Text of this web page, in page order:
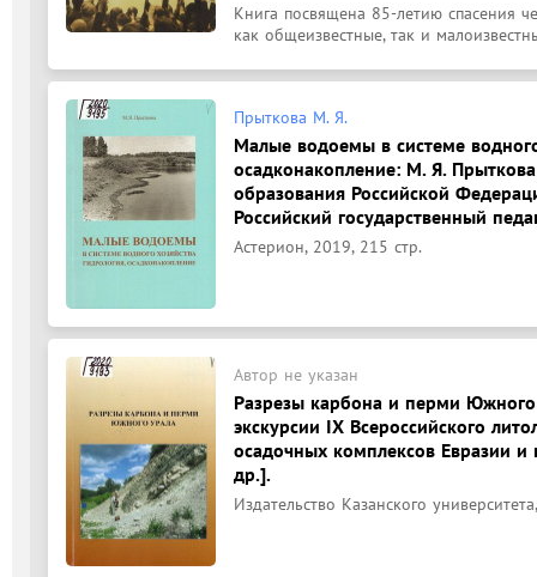
Книга посвящена 85-летию спасения
как общеизвестные, так и
Прыткова М. Я.
Малые водоемы в системе
осадконакопление: М. Я.
образования Российской
Российский государственный
Астерион, 2019, 215 стр.
Автор не указан
Разрезы карбона и перми Южного
экскурсии IX Всероссийского
осадочных комплексов Евразии
др.].
Издательство Казанского